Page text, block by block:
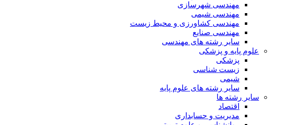
مهندسی شهرسازی
مهندسی شیمی
مهندسی کشاورزی و محیط زیست
مهندسی صنایع
سایر رشته های مهندسی
علوم پایه و پزشکی
پزشکی
زیست شناسی
شیمی
سایر رشته های علوم پایه
سایر رشته ها
اقتصاد
مدیریت و حسابداری